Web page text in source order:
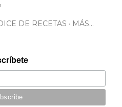
DE RECETAS MÁS…